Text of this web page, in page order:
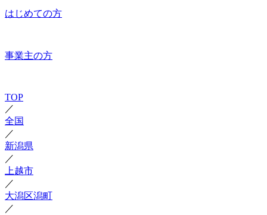
はじめての方
事業主の方
TOP
／
全国
／
新潟県
／
上越市
／
大潟区潟町
／